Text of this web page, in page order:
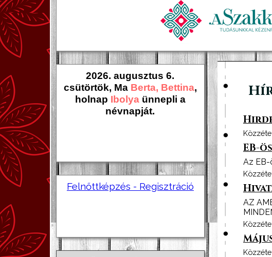
2026. augusztus 6.
csütörtök, Ma Berta, Bettina,
holnap Ibolyaünnepli a
névnapját.
Felnőttképzés - Regisztráció
EB-
Az EB-
AZ